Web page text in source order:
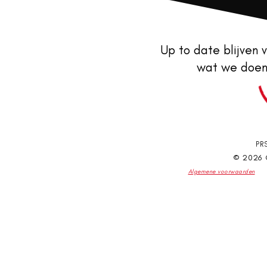
Up to date blijven
wat we
© 2026
Algemene voorwaarden